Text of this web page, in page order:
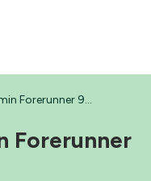
Tag: Spesifikasi Garmin Forerunner 970
Forerunner